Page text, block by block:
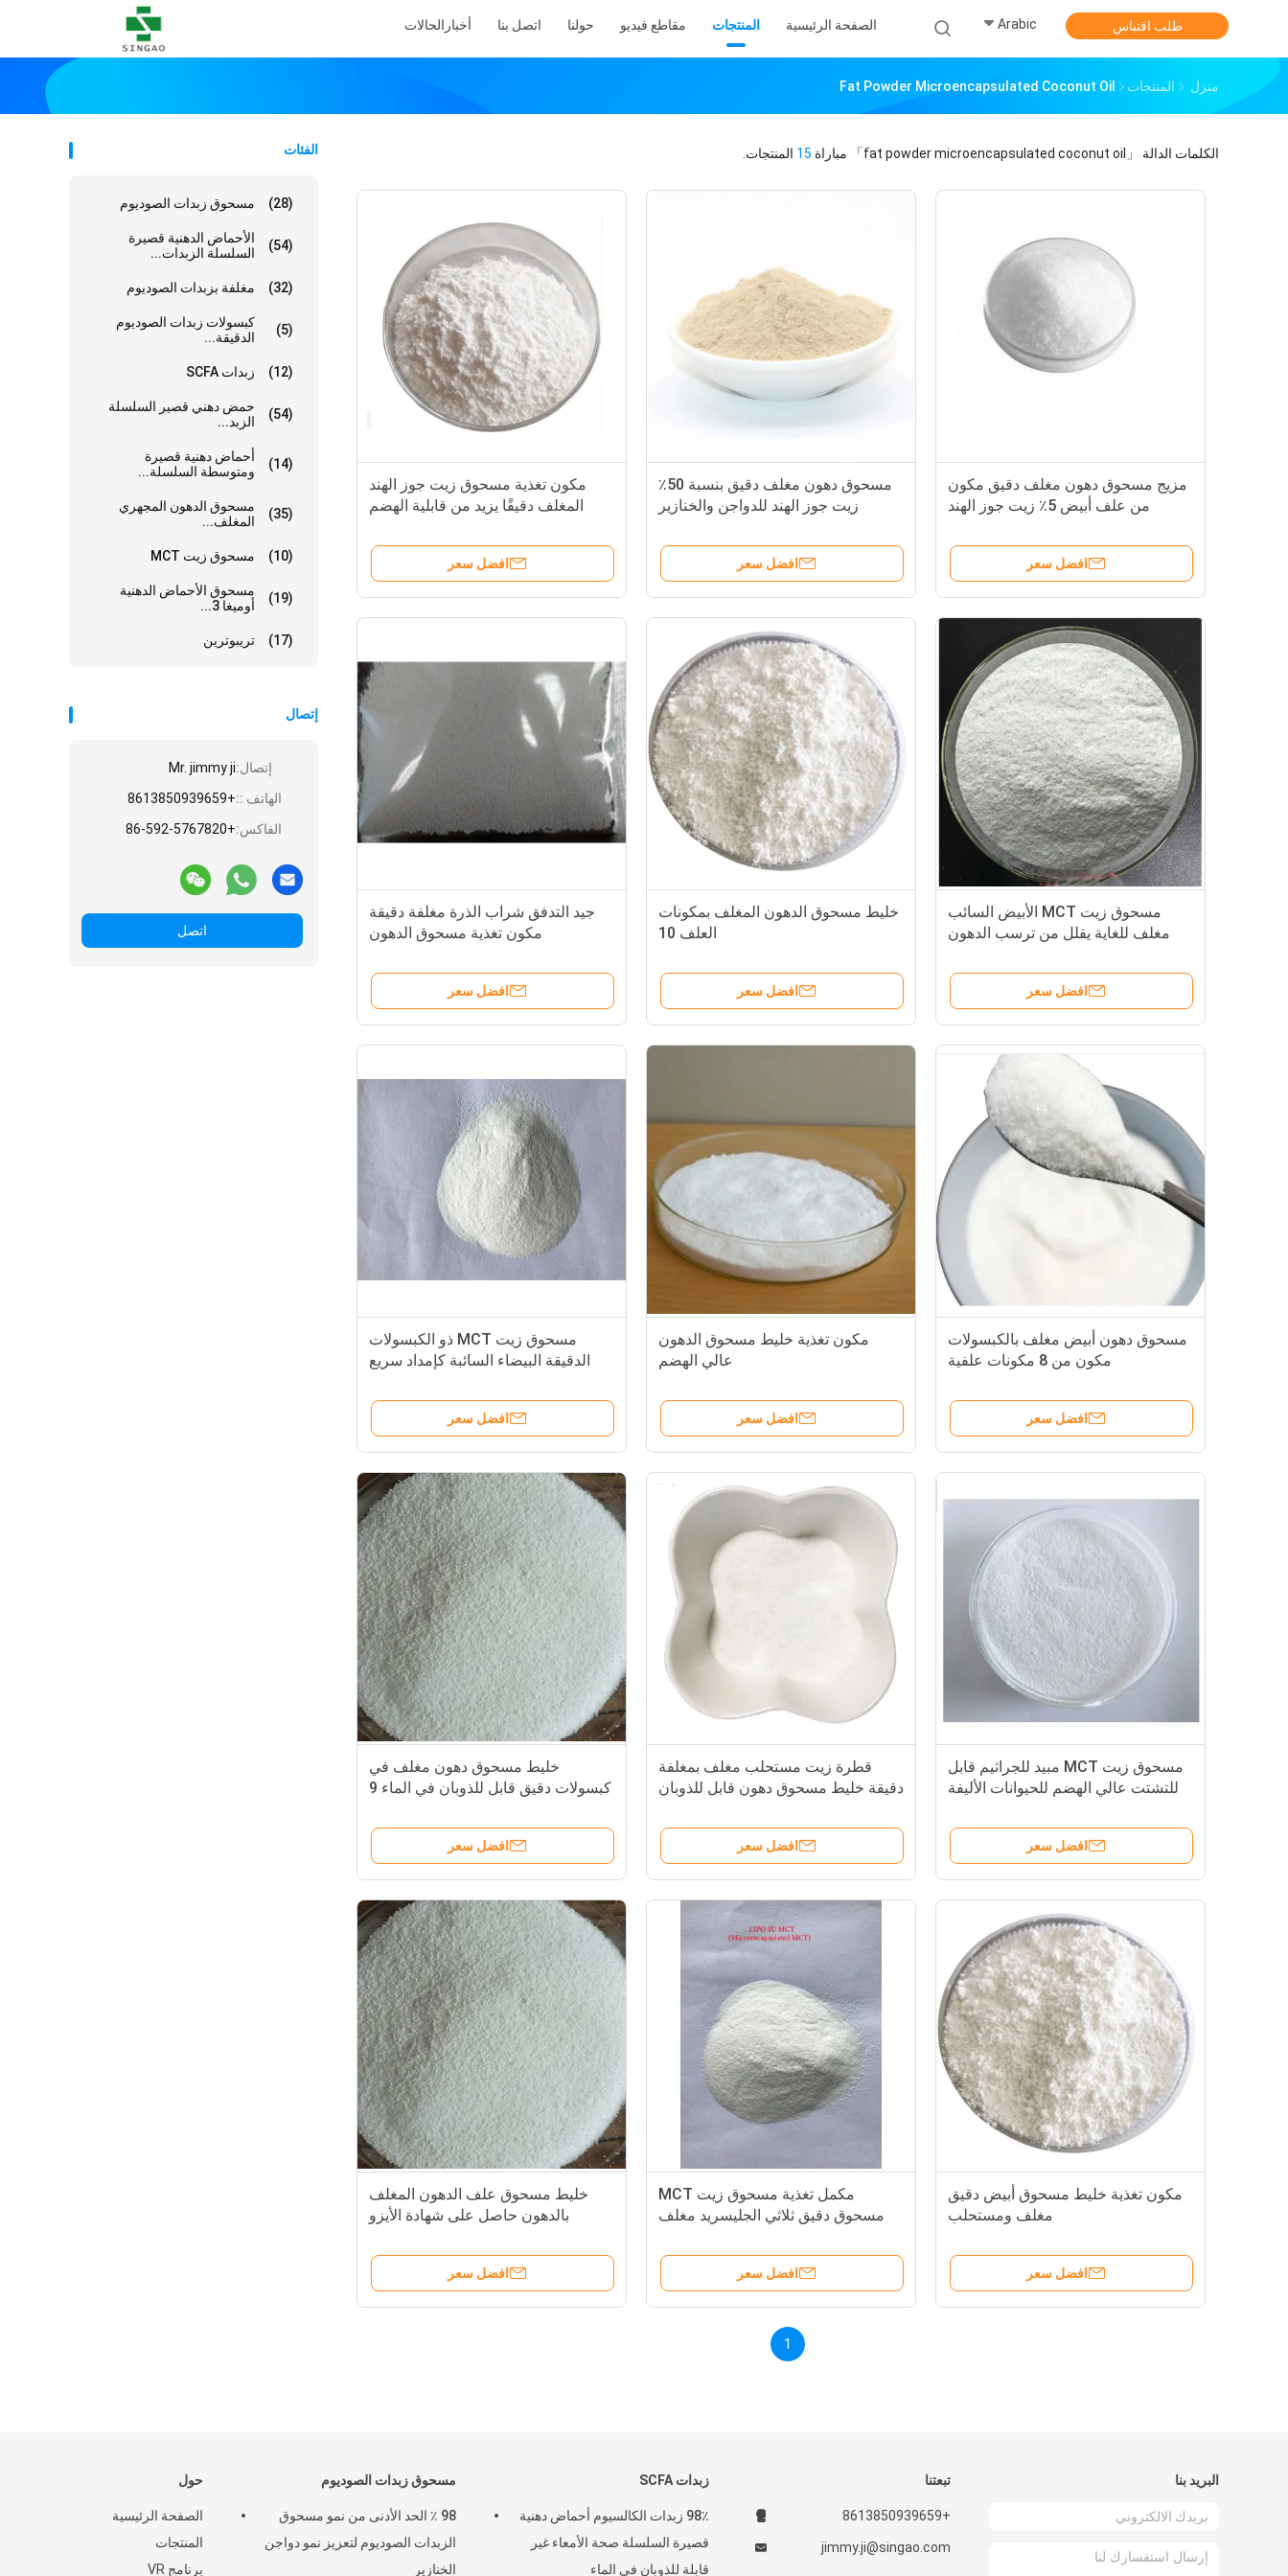
الصفحة الرئيسية المنتجات مقاطع فيديو حولنا اتصل بنا أخبار الحالات Arabic طلب اقتباس
منزل المنتجات Fat Powder Microencapsulated Coconut Oil
الفئات
مسحوق زبدات الصوديوم (28)
الأحماض الدهنية قصيرة
السلسلة الزبدات...
(54)
مغلفة بزبدات الصوديوم (32)
كبسولات زبدات الصوديوم
الدقيقة...
(5)
زبدات SCFA (12)
حمض دهني قصير السلسلة
الزبد...
(54)
أحماض دهنية قصيرة
ومتوسطة السلسلة...
(14)
مسحوق الدهون المجهري
المغلف...
(35)
مسحوق زيت MCT (10)
مسحوق الأحماض الدهنية
أوميغا 3...
(19)
تريبوترين (17)
إتصال
إتصال:Mr. jimmy ji
الهاتف ::+8613850939659
الفاكس:+86-592-5767820
اتصل
الكلمات الدالة 「fat powder microencapsulated coconut oil」 مباراة 15 المنتجات.
مكون تغذية مسحوق زيت جوز الهند
المغلف دقيقًا يزيد من قابلية الهضم
افضل سعر
مسحوق دهون مغلف دقيق بنسبة 50٪
زيت جوز الهند للدواجن والخنازير
افضل سعر
مزيج مسحوق دهون مغلف دقيق مكون
من علف أبيض 5٪ زيت جوز الهند
افضل سعر
جيد التدفق شراب الذرة مغلفة دقيقة
مكون تغذية مسحوق الدهون
افضل سعر
خليط مسحوق الدهون المغلف بمكونات
العلف 10
افضل سعر
مسحوق زيت MCT الأبيض السائب
مغلف للغاية يقلل من ترسب الدهون
افضل سعر
مسحوق زيت MCT ذو الكبسولات
الدقيقة البيضاء السائبة كإمداد سريع
افضل سعر
مكون تغذية خليط مسحوق الدهون
عالي الهضم
افضل سعر
مسحوق دهون أبيض مغلف بالكبسولات
مكون من 8 مكونات علفية
افضل سعر
خليط مسحوق دهون مغلف في
كبسولات دقيق قابل للذوبان في الماء 9
افضل سعر
قطرة زيت مستحلب مغلف بمغلفة
دقيقة خليط مسحوق دهون قابل للذوبان
افضل سعر
مسحوق زيت MCT مبيد للجراثيم قابل
للتشتت عالي الهضم للحيوانات الأليفة
افضل سعر
خليط مسحوق علف الدهون المغلف
بالدهون حاصل على شهادة الأيزو
افضل سعر
مكمل تغذية مسحوق زيت MCT
مسحوق دقيق ثلاثي الجليسريد مغلف
افضل سعر
مكون تغذية خليط مسحوق أبيض دقيق
مغلف ومستحلب
افضل سعر
1
حول
الصفحة الرئيسية
المنتجات
برنامج VR
مسحوق زبدات الصوديوم
98 ٪ الحد الأدنى من نمو مسحوق
الزبدات الصوديوم لتعزيز نمو دواجن
الخنازير
زبدات SCFA
98٪ زبدات الكالسيوم أحماض دهنية
قصيرة السلسلة صحة الأمعاء غير
قابلة للذوبان في الماء
تبعتنا
+8613850939659
jimmy.ji@singao.com
البريد بنا